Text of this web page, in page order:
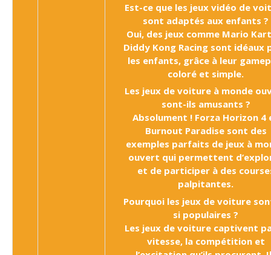
Est-ce que les jeux vidéo de
sont adaptés aux enfants ?
Oui, des jeux comme Mario
Diddy Kong Racing sont idéaux
les enfants, grâce à leur
coloré et simple.
Les jeux de voiture à monde
sont-ils amusants ?
Absolument ! Forza Horizon 4
Burnout Paradise sont des
exemples parfaits de jeux à
ouvert qui permettent
et de participer à des
palpitantes.
Pourquoi les jeux de voiture
si populaires ?
Les jeux de voiture captivent
vitesse, la compétition et